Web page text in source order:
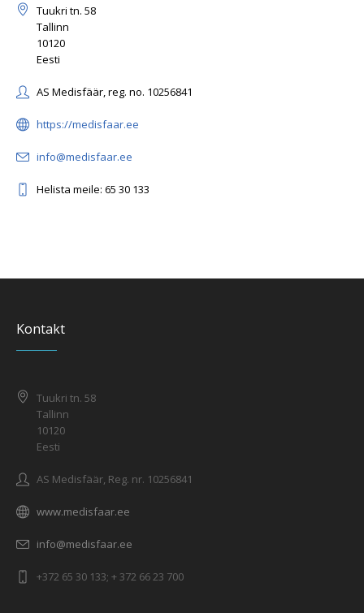
Tuukri tn. 58
Tallinn
10120
Eesti
AS Medisfäär, reg. no. 10256841
https://medisfaar.ee
info@medisfaar.ee
Helista meile: 65 30 133
Kontakt
Tuukri tn. 58
Tallinn
10120
Eesti
AS Medisfäär, Reg. nr. 10256841
www.medisfaar.ee
info@medisfaar.ee
+372 65 30 133; + 372 66 23 700